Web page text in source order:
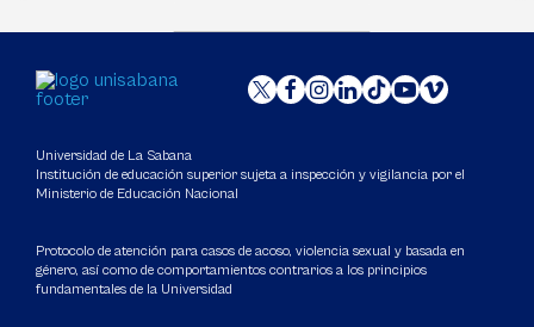
Universidad de La Sabana
Institución de educación superior sujeta a inspección y vigilancia por el
Ministerio de Educación Nacional
Protocolo de atención para casos de acoso, violencia sexual y basada en
género, así como de comportamientos contrarios a los principios
fundamentales de la Universidad